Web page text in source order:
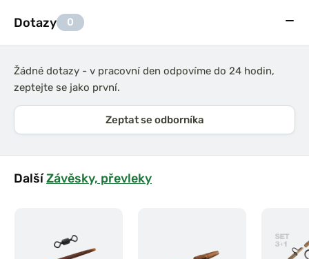
Dotazy 0
Žádné dotazy - v pracovní den odpovíme do 24 hodin,
zeptejte se jako první.
Zeptat se odborníka
DalšíZávěsky, převleky